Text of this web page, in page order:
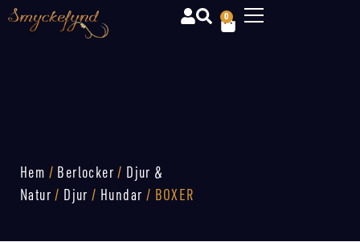
0
Hem / Berlocker / Djur &
Natur / Djur / Hundar / BOXER